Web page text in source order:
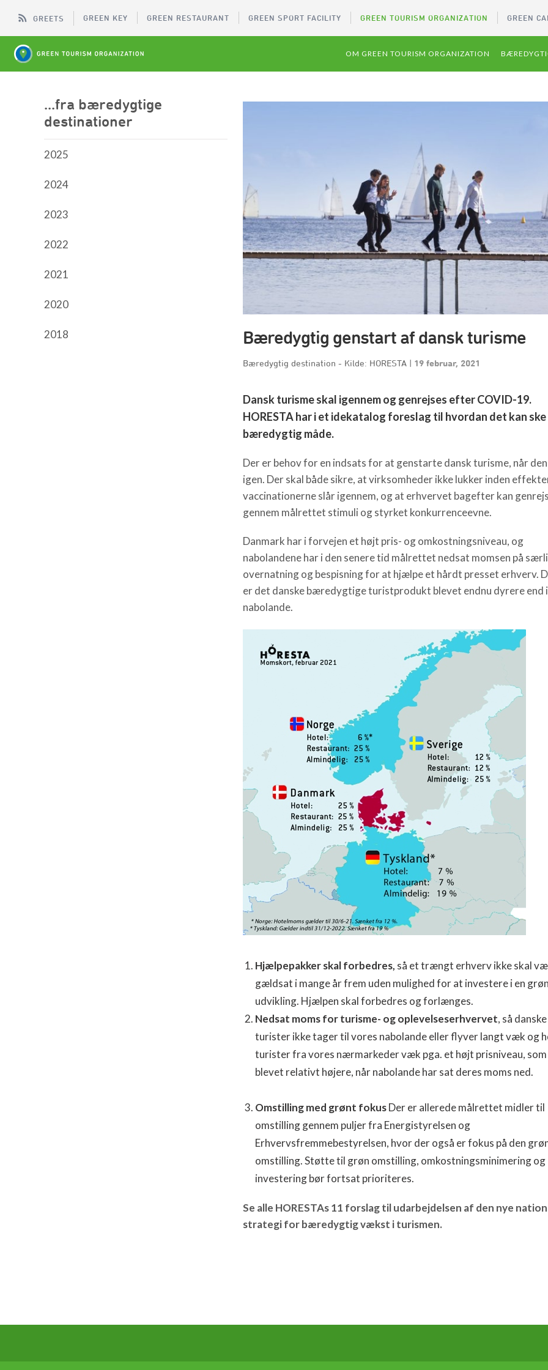
GREETS GREEN KEY GREEN RESTAURANT GREEN SPORT FACILITY GREEN TOURISM ORGANIZATION GREEN
OM GREEN TOURISM ORGANIZATION
...fra bæredygtige
destinationer
2025
2024
2023
2022
2021
2020
2018 Bæredygtig genstart af dansk turisme
Bæredygtig destination - Kilde: HORESTA | 19 februar, 2021
Dansk turisme skal igennem og genrejses efter COVID-19.
HORESTA har i et idekatalog foreslag til hvordan det kan ske
bæredygtig måde.
Der er behov for en indsats for at genstarte dansk turisme, når
igen. Der skal både sikre, at virksomheder ikke lukker inden
vaccinationerne slår igennem, og at erhvervet bagefter kan
gennem målrettet stimuli og styrket konkurrenceevne.
Danmark har i forvejen et højt pris- og omkostningsniveau, og
nabolandene har i den senere tid målrettet nedsat momsen på
overnatning og bespisning for at hjælpe et hårdt presset erhverv.
er det danske bæredygtige turistprodukt blevet endnu dyrere end
nabolande.
Hjælpepakker skal forbedres, så et trængt erhverv ikke skal
gældsat i mange år frem uden mulighed for at investere i en grøn
udvikling. Hjælpen skal forbedres og forlænges.
Nedsat moms for turisme- og oplevelseserhvervet, så danske
turister ikke tager til vores nabolande eller flyver langt væk og
turister fra vores nærmarkeder væk pga. et højt prisniveau,
blevet relativt højere, når nabolande har sat deres moms ned.
Omstilling med grønt fokusDer er allerede målrettet midler til
omstilling gennem puljer fra Energistyrelsen og
Erhvervsfremmebestyrelsen, hvor der også er fokus på den
omstilling. Støtte til grøn omstilling, omkostningsminimering og
investering bør fortsat prioriteres.
Se alle HORESTAs 11 forslag til udarbejdelsen af den nye
strategi for bæredygtig vækst i turismen.